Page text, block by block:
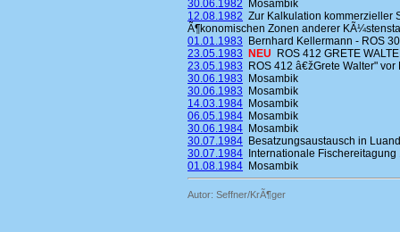
30.06.1982 Mosambik
12.08.1982 Zur Kalkulation kommerzieller
Ã¶konomischen Zonen anderer
01.01.1983 Bernhard Kellermann - ROS
23.05.1983
NEU ROS 412 GRETE
23.05.1983 ROS 412 â€žGrete Walter"
30.06.1983 Mosambik
30.06.1983 Mosambik
14.03.1984 Mosambik
06.05.1984 Mosambik
30.06.1984 Mosambik
30.07.1984 Besatzungsaustausch in
30.07.1984 Internationale
01.08.1984 Mosambik
Autor: Seffner/KrÃ¶ger